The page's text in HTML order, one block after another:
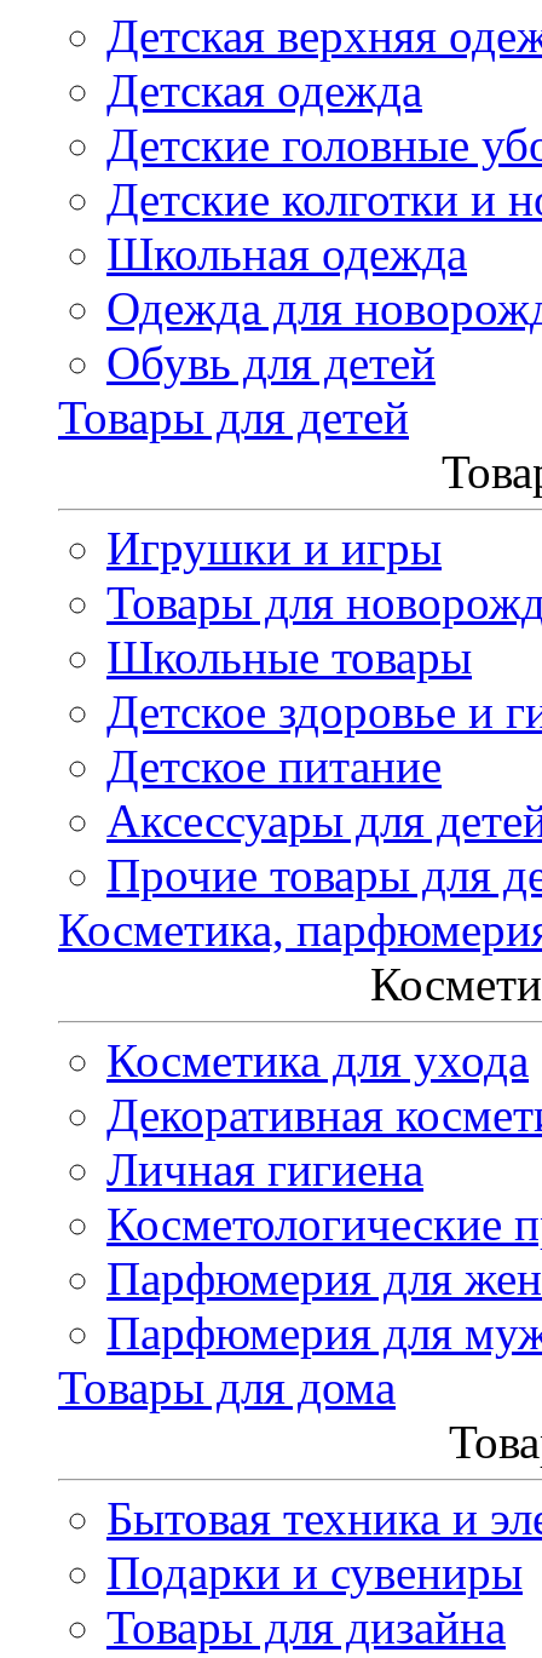
Детская верхняя
Детская одежда
Детские головные
Детские колготки и
Школьная одежда
Одежда для
Обувь для детей
Товары для детей
Игрушки и игры
Товары для
Школьные товары
Детское здоровье и
Детское питание
Аксессуары для
Прочие товары для
Косметика,
Косметика для ухода
Декоративная
Личная гигиена
Косметологические
Парфюмерия для
Парфюмерия для
Товары для дома
Бытовая техника и
Подарки и сувениры
Товары для дизайна